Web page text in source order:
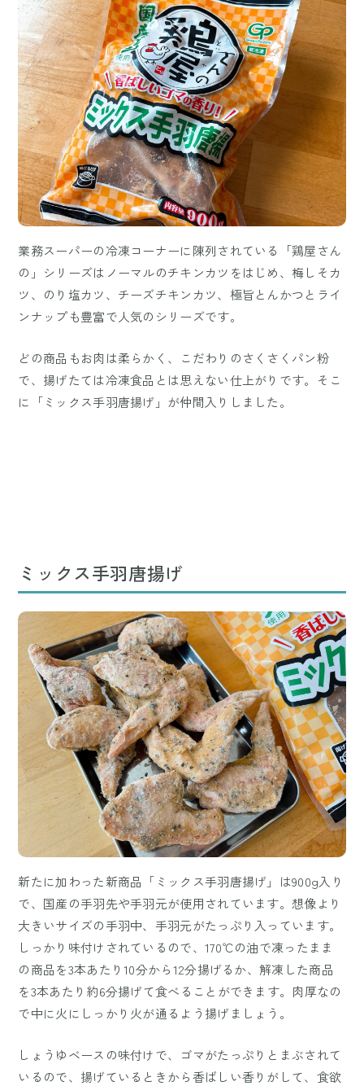
業務スーパーの冷凍コーナーに陳列されている「鶏屋さん
の」シリーズはノーマルのチキンカツをはじめ、梅しそカ
ツ、のり塩カツ、チーズチキンカツ、極旨とんかつとライ
ンナップも豊富で人気のシリーズです。
どの商品もお肉は柔らかく、こだわりのさくさくパン粉
で、揚げたては冷凍食品とは思えない仕上がりです。そこ
に「ミックス手羽唐揚げ」が仲間入りしました。
ミックス手羽唐揚げ
新たに加わった新商品「ミックス手羽唐揚げ」は900g入り
で、国産の手羽先や手羽元が使用されています。想像より
大きいサイズの手羽中、手羽元がたっぷり入っています。
しっかり味付けされているので、170℃の油で凍ったまま
の商品を3本あたり10分から12分揚げるか、解凍した商品
を3本あたり約6分揚げて食べることができます。肉厚なの
で中に火にしっかり火が通るよう揚げましょう。
しょうゆベースの味付けで、ゴマがたっぷりとまぶされて
いるので、揚げているときから香ばしい香りがして、食欲